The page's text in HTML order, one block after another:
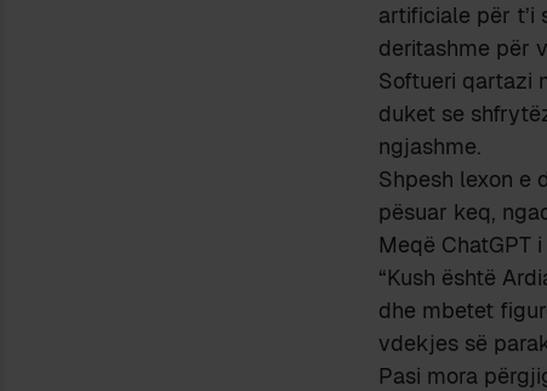
artificiale për t’i
deritashme për
Softueri qartazi
duket se
ngjashme.
Shpesh lexon e
pësuar keq,
Meqë ChatGPT
“Kush është
dhe mbetet
vdekjes së
Pasi mora